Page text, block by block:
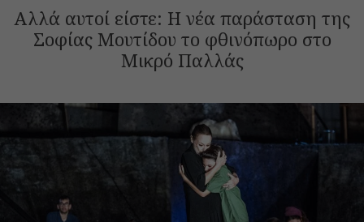
Αλλά αυτοί είστε: Η νέα παράσταση της
Σοφίας Μουτίδου το φθινόπωρο στο
Μικρό Παλλάς